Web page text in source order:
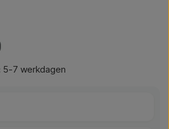
5-7 werkdagen